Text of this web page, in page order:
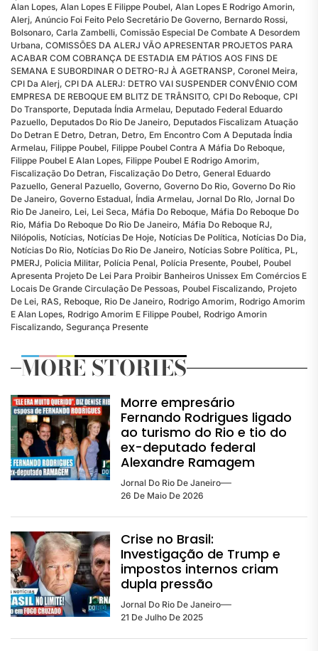
Alan Lopes, Alan Lopes E Filippe Poubel, Alan Lopes E Rodrigo Amorin,
Alerj, Anúncio Foi Feito Pelo Secretário De Governo, Bernardo Rossi,
Bolsonaro, Carla Zambelli, Comissão Especial De Combate A Desordem
Urbana, COMISSÕES DA ALERJ VÃO APRESENTAR PROJETOS PARA
ACABAR COM COBRANÇA DE ESTADIA EM PÁTIOS AOS FINS DE
SEMANA E SUBORDINAR O DETRO-RJ À AGETRANSP, Coronel Meira,
CPI Da Alerj, CPI DA ALERJ: DETRO VAI SUSPENDER CONVÊNIO COM
EMPRESA DE REBOQUE EM BLITZ DE TRÂNSITO, CPI Do Reboque, CPI
Do Transporte, Deputada Índia Armelau, Deputado Federal Eduardo
Pazuello, Deputados Do Rio De Janeiro, Deputados Fiscalizam Atuação
Do Detran E Detro, Detran, Detro, Em Encontro Com A Deputada Índia
Armelau, Filippe Poubel, Filippe Poubel Contra A Máfia Do Reboque,
Filippe Poubel E Alan Lopes, Filippe Poubel E Rodrigo Amorim,
Fiscalização Do Detran, Fiscalização Do Detro, General Eduardo
Pazuello, General Pazuello, Governo, Governo Do Rio, Governo Do Rio
De Janeiro, Governo Estadual, Índia Armelau, Jornal Do RIo, Jornal Do
Rio De Janeiro, Lei, Lei Seca, Máfia Do Reboque, Máfia Do Reboque Do
Rio, Máfia Do Reboque Do Rio De Janeiro, Máfia Do Reboque RJ,
Nilópolis, Notícias, Notícias De Hoje, Notícias De Política, Notícias Do Dia,
Notícias Do Rio, Notícias Do Rio De Janeiro, Notícias Sobre Política, PL,
PMERJ, Policia Militar, Polícia Penal, Polícia Presente, Poubel, Poubel
Apresenta Projeto De Lei Para Proibir Banheiros Unissex Em Comércios E
Locais De Grande Circulação De Pessoas, Poubel Fiscalizando, Projeto
De Lei, RAS, Reboque, Rio De Janeiro, Rodrigo Amorim, Rodrigo Amorim
E Alan Lopes, Rodrigo Amorim E Filippe Poubel, Rodrigo Amorin
Fiscalizando, Segurança Presente
MORE STORIES
Morre empresário
Fernando Rodrigues ligado
ao turismo do Rio e tio do
ex-deputado federal
Alexandre Ramagem
Jornal Do Rio De Janeiro
26 De Maio De 2026
Crise no Brasil:
Investigação de Trump e
impostos internos criam
dupla pressão
Jornal Do Rio De Janeiro
21 De Julho De 2025